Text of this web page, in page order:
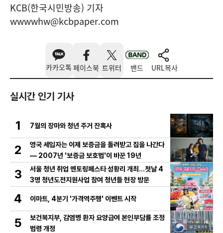
KCB(한국시민방송) 기자
wwwwhw@kcbpaper.com
카카오톡 페이스북 트위터 밴드 URL복사
실시간 인기 기사
1 7월의 장마와 청년 주거 잔혹사
2
영국 세입자는 이제 보증금을 돌려받고 집을 나간다
— 2007년 '보증금 보호법'이 바꾼 19년
3
서울 청년 취업 멘토링페스타 성황리 개최…첫날 4
3명 청년도전지원사업 참여 청년들 현장 방문
4 이마트, 4분기 '가격역주행' 이벤트 시작
5
보건복지부, 감염병 환자 요양급여 본인부담률 조정
법령 개정